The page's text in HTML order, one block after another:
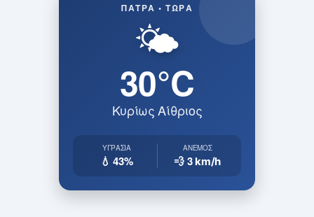
ΠΆΤΡΑ • ΤΏΡΑ
🌤️
30°C
Κυρίως Αίθριος
ΥΓΡΑΣΊΑ
💧 43%
ΆΝΕΜΟΣ
💨 3km/h